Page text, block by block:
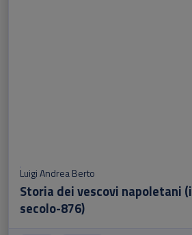
Luigi Andrea Berto
Storia dei vescovi napoletani (i
secolo-876)